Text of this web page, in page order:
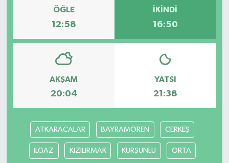
ÖĞLE
12:58
İKINDI
16:50
AKŞAM
20:04
YATSI
21:38
ATKARACALAR BAYRAMÖREN CERKEŞ
ILGAZ KIZILIRMAK KURŞUNLU ORTA